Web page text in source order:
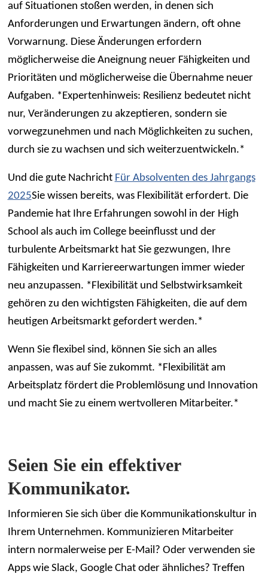
auf Situationen stoßen werden, in denen sich
Anforderungen und Erwartungen ändern, oft ohne
Vorwarnung. Diese Änderungen erfordern
möglicherweise die Aneignung neuer Fähigkeiten und
Prioritäten und möglicherweise die Übernahme neuer
Aufgaben. *Expertenhinweis: Resilienz bedeutet nicht
nur, Veränderungen zu akzeptieren, sondern sie
vorwegzunehmen und nach Möglichkeiten zu suchen,
durch sie zu wachsen und sich weiterzuentwickeln.*
Und die gute Nachricht Für Absolventen des Jahrgangs
2025Sie wissen bereits, was Flexibilität erfordert. Die
Pandemie hat Ihre Erfahrungen sowohl in der High
School als auch im College beeinflusst und der
turbulente Arbeitsmarkt hat Sie gezwungen, Ihre
Fähigkeiten und Karriereerwartungen immer wieder
neu anzupassen. *Flexibilität und Selbstwirksamkeit
gehören zu den wichtigsten Fähigkeiten, die auf dem
heutigen Arbeitsmarkt gefordert werden.*
Wenn Sie flexibel sind, können Sie sich an alles
anpassen, was auf Sie zukommt. *Flexibilität am
Arbeitsplatz fördert die Problemlösung und Innovation
und macht Sie zu einem wertvolleren Mitarbeiter.*
Seien Sie ein effektiver
Kommunikator.
Informieren Sie sich über die Kommunikationskultur in
Ihrem Unternehmen. Kommunizieren Mitarbeiter
intern normalerweise per E-Mail? Oder verwenden sie
Apps wie Slack, Google Chat oder ähnliches? Treffen